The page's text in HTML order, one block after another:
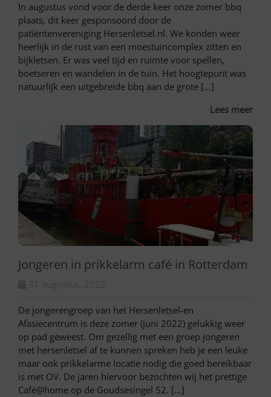
In augustus vond voor de derde keer onze zomer bbq
plaats, dit keer gesponsoord door de
patiëntenvereniging Hersenletsel.nl. We konden weer
heerlijk in de rust van een moestuincomplex zitten en
bijkletsen. Er was veel tijd en ruimte voor spellen,
boetseren en wandelen in de tuin. Het hoogtepunt was
natuurlijk een uitgebreide bbq aan de grote […]
Lees meer
Jongeren in prikkelarm café in Rotterdam
De jongerengroep van het Hersenletsel-en
Afasiecentrum is deze zomer (juni 2022) gelukkig weer
op pad geweest. Om gezellig met een groep jongeren
met hersenletsel af te kunnen spreken heb je een leuke
maar ook prikkelarme locatie nodig die goed bereikbaar
is met OV. De jaren hiervoor bezochten wij het prettige
Café@home op de Goudsesingel 52. […]